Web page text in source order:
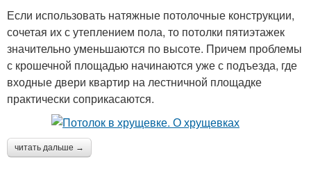
Если использовать натяжные потолочные конструкции,
сочетая их с утеплением пола, то потолки пятиэтажек
значительно уменьшаются по высоте. Причем проблемы
с крошечной площадью начинаются уже с подъезда, где
входные двери квартир на лестничной площадке
практически соприкасаются.
читать дальше →